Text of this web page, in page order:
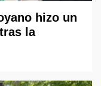
hizo un
la